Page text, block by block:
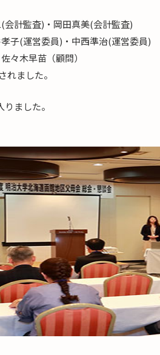
計監査)・岡田真美(会計監査)
子(運営委員)・中西準治(運営委員)
々木早苗（顧問）
れました。
ました。